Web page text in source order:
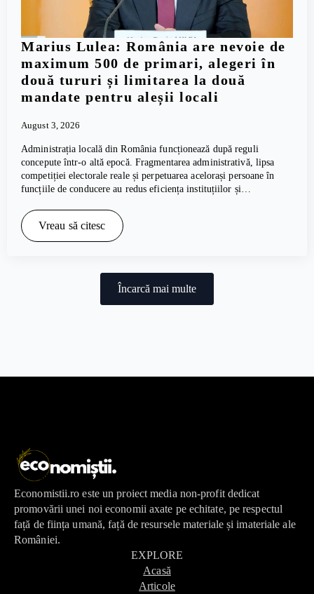
Marius Lulea: România are nevoie de
maximum 500 de primari, alegeri în
două tururi și limitarea la două
mandate pentru aleșii locali
August 3, 2026
Administrația locală din România funcționează după reguli
concepute într-o altă epocă. Fragmentarea administrativă, lipsa
competiției electorale reale și perpetuarea acelorași persoane în
funcțiile de conducere au redus eficiența instituțiilor și…
Vreau să citesc
Încarcă mai multe
Economistii.ro este un proiect media non-profit dedicat
promovării unei noi economii axate pe echitate, pe respectul
față de ființa umană, față de resursele materiale și imateriale ale
României.
EXPLORE
Acasă
Articole